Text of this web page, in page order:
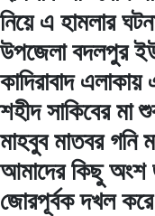
নিয়ে এ হামলার
উপজেলা বদলপুর
কাদিরাবাদ
শহীদ সাকিবের মা
মাহবুব মাতবর গনি
আমাদের কিছু অংশ
জোরপূর্বক দখল